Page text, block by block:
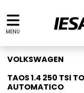
MENU
VOLKSWAGEN
TAOS 1.4 250 TSI
AUTOMATICO